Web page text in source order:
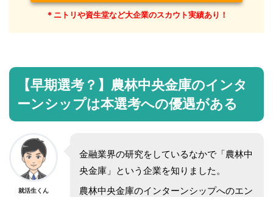
＊ニトリや資生堂など大企業のスカウト実績あり！
【早期選考？】農林中央金庫のインタ
ーンシップは本選考への優遇がある
就活生くん
金融業界の研究をしているなかで「農林中
央金庫」という企業を知りました。
農林中央金庫のインターンシップへのエン